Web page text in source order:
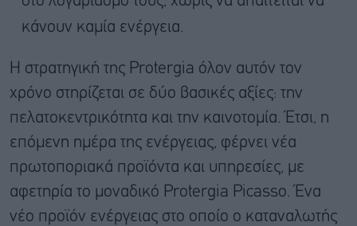
κάνουν καμία ενέργεια.
Η στρατηγική της Protergia όλον αυτόν τον
χρόνο στηρίζεται σε δύο βασικές αξίες: την
πελατοκεντρικότητα και την καινοτομία. Έτσι, η
επόμενη ημέρα της ενέργειας, φέρνει νέα
πρωτοποριακά προϊόντα και υπηρεσίες, με
αφετηρία το μοναδικό Protergia Picasso. Ένα
νέο προϊόν ενέργειας στο οποίο ο καταναλωτής